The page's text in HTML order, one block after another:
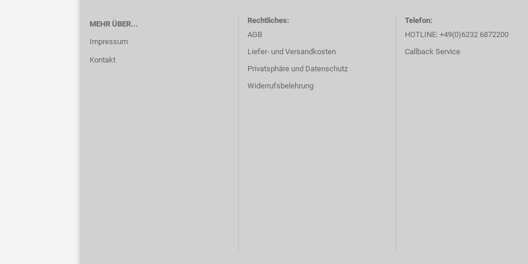
MEHR ÜBER...
Impressum
Kontakt
Rechtliches:
AGB
Liefer- und Versandkosten
Privatsphäre und Datenschutz
Widerrufsbelehrung
Telefon:
HOTLINE: +49(0)6232 6872200
Callback Service